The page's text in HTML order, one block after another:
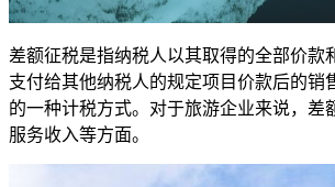
差额征税是指纳税人以其取得的全部价款
支付给其他纳税人的规定项目价款后的销
的一种计税方式。对于旅游企业来说，差
服务收入等方面。